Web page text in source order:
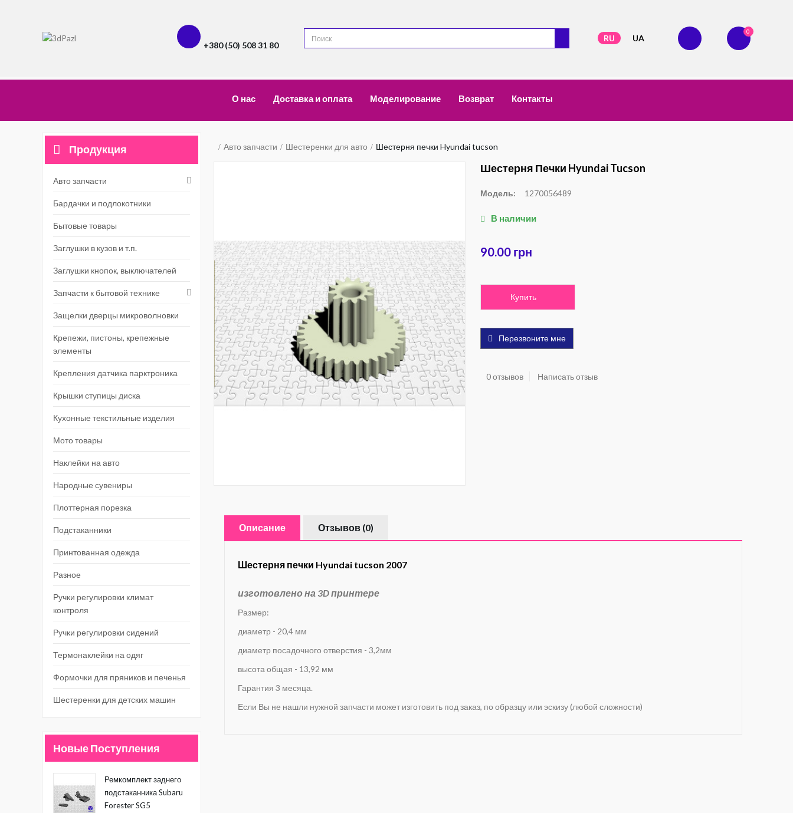
+380 (50) 508 31 80
RU UA
0
О нас Доставка и оплата Моделирование Возврат Контакты
Продукция
Авто запчасти
Бардачки и подлокотники
Бытовые товары
Заглушки в кузов и т.п.
Заглушки кнопок, выключателей
Запчасти к бытовой технике
Защелки дверцы микроволновки
Крепежи, пистоны, крепежные
элементы
Крепления датчика парктроника
Крышки ступицы диска
Кухонные текстильные изделия
Мото товары
Наклейки на авто
Народные сувениры
Плоттерная порезка
Подстаканники
Принтованная одежда
Разное
Ручки регулировки климат
контроля
Ручки регулировки сидений
Термонаклейки на одяг
Формочки для пряников и печенья
Шестеренки для детских машин
Новые Поступления
Ремкомплект заднего
подстаканника Subaru
Forester SG5
Авто запчасти Шестеренки для авто Шестерня печки Hyundai tucson
Шестерня Печки Hyundai Tucson
Модель: 1270056489
В наличии
90.00 грн
Купить
Перезвоните мне
0 отзывов Написать отзыв
Описание Отзывов (0)
Шестерня печки Hyundai tucson 2007
изготовлено на 3D принтере
Размер:
диаметр - 20,4 мм
диаметр посадочного отверстия - 3,2мм
высота общая - 13,92 мм
Гарантия 3 месяца.
Если Вы не нашли нужной запчасти может изготовить под заказ, по образцу или эскизу (любой сложности)